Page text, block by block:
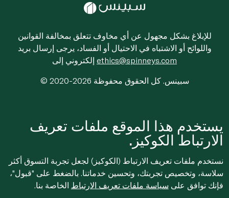
للإبلاغ بشكل مجهول عن أي مخاوف تتعلق بمخالفة القوانين
واللوائح أو الاشتباه في الاحتيال أو الفساد، يرجى إرسال بريد
ethics@spinneys.com
© 2020-2026 سبينس. كل الحقوق محفوظة
يستخدم هذا الموقع ملفات تعريف
الارتباط الكوكيز.
نستخدم ملفات تعريف الارتباط (الكوكيز) لجعل تجربة التسوق أكثر
سلاسة، وتخصيص تجربتك، وتحسين خدماتنا. بالضغط على "قبول"،
فإنك توافق على سياسة ملفات تعريف الارتباط الخاصة بنا.